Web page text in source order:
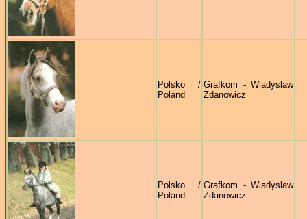
Polsko /
Poland
Grafkom - Wladyslaw
Zdanowicz
Polsko /
Poland
Grafkom - Wladyslaw
Zdanowicz